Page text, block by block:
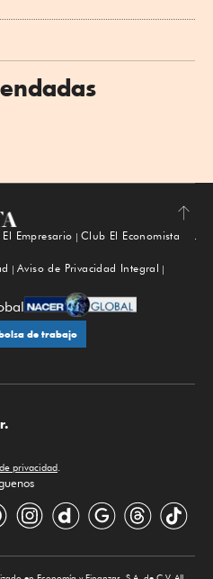
Subir
El Empresario
Club El Economista
Aviso de Privacidad Integral
de trabajo
privacidad.